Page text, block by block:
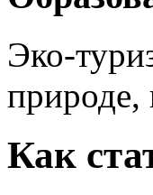
Эко-
природе,
Как